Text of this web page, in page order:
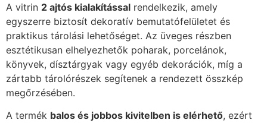
A vitrin 2 ajtós kialakítással rendelkezik, amely
egyszerre biztosít dekoratív bemutatófelületet és
praktikus tárolási lehetőséget. Az üveges részben
esztétikusan elhelyezhetők poharak, porcelánok,
könyvek, dísztárgyak vagy egyéb dekorációk, míg a
zártabb tárolórészek segítenek a rendezett összkép
megőrzésében.
A termék balos és jobbos kivitelben is elérhető, ezért